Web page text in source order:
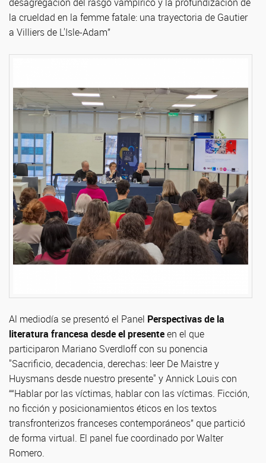
la crueldad en la femme fatale: una trayectoria de Gautier
a Villiers de L'Isle-Adam”
Al mediodía se presentó el Panel Perspectivas de la
literatura francesa desde el presenteen el que
participaron Mariano Sverdloff con su ponencia
"Sacrificio, decadencia, derechas: leer De Maistre y
Huysmans desde nuestro presente" y Annick Louis con
““Hablar por las víctimas, hablar con las víctimas. Ficción,
no ficción y posicionamientos éticos en los textos
transfronterizos franceses contemporáneos” que partició
de forma virtual. El panel fue coordinado por Walter
Romero.